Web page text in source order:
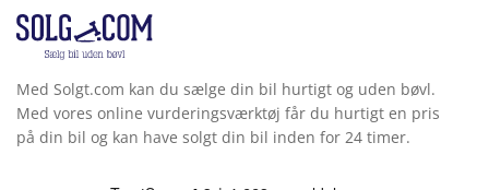
Med Solgt.com kan du sælge din bil hurtigt og uden bøvl.
Med vores online vurderingsværktøj får du hurtigt en pris
på din bil og kan have solgt din bil inden for 24 timer.